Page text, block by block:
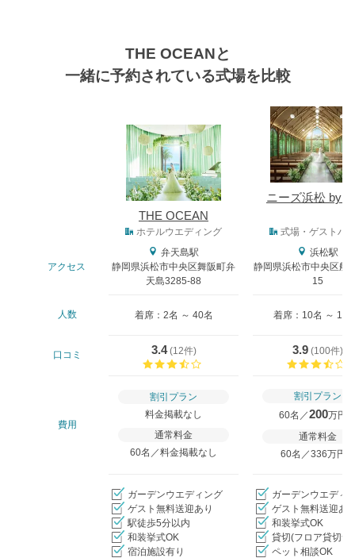
THE OCEANと
一緒に予約されている式場を比較
THE OCEAN
ニーズ浜松 by
ホテルウエディング 式場・ゲストハ
アクセス
弁天島駅
静岡県浜松市中央区舞阪町弁
天島3285-88
浜松駅
静岡県浜松市中央区船
15
人数 着席：2名 ～ 40名 着席：10名 ～ 130
口コミ 3.4(12件)
3.9 (100件)
費用
割引プラン
料金掲載なし
通常料金
60名／料金掲載なし
割引プラン
60名／200万円
通常料金
60名／336万円〜
ガーデンウエディング
ゲスト無料送迎あり
駅徒歩5分以内
和装挙式OK
宿泊施設有り
ガーデンウエディ
ゲスト無料送迎あ
和装挙式OK
貸切(フロア貸切含
ペット相談OK